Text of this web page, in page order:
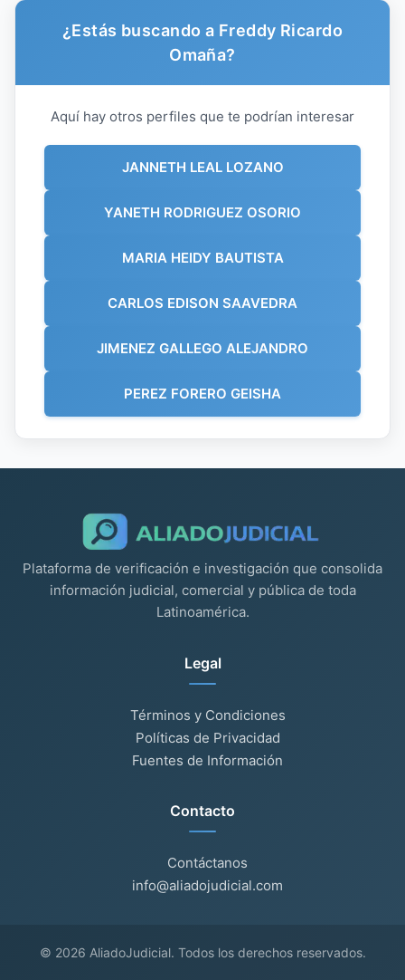
¿Estás buscando a Freddy Ricardo
Omaña?
Aquí hay otros perfiles que te podrían interesar
JANNETH LEAL LOZANO
YANETH RODRIGUEZ OSORIO
MARIA HEIDY BAUTISTA
CARLOS EDISON SAAVEDRA
JIMENEZ GALLEGO ALEJANDRO
PEREZ FORERO GEISHA
Plataforma de verificación e investigación que consolida
información judicial, comercial y pública de toda
Latinoamérica.
Legal
Términos y Condiciones
Políticas de Privacidad
Fuentes de Información
Contacto
Contáctanos
info@aliadojudicial.com
© 2026 AliadoJudicial. Todos los derechos reservados.